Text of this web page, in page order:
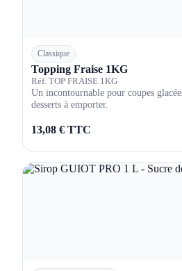
Classique
Topping Fraise 1KG
Réf. TOP FRAISE 1KG
Un incontournable pour coupes
desserts à emporter.
13,08 € TTC